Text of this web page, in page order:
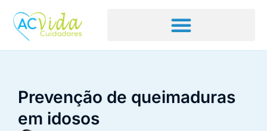
Prevenção de queimaduras
em idosos